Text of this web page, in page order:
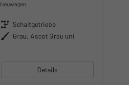
Neuwagen
Getriebe Schaltgetriebe
Außenfarbe Grau, Ascot Grau uni
Details